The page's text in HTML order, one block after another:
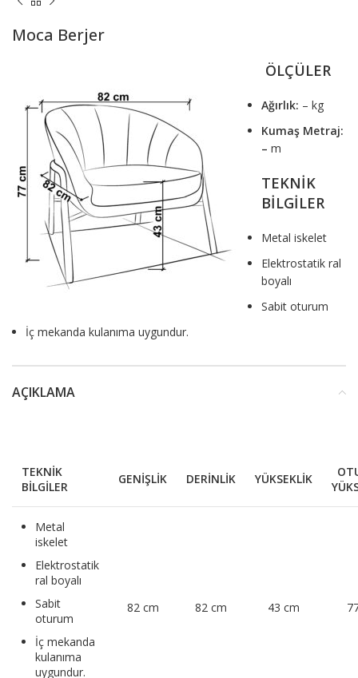
Moca Berjer
ÖLÇÜLER
Ağırlık: – kg
Kumaş Metraj:
– m
TEKNİK
BİLGİLER
Metal iskelet
Elektrostatik ral
boyalı
Sabit oturum
İç mekanda kulanıma uygundur.
AÇIKLAMA
TEKNİK
BİLGİLER
GENİŞLİK DERİNLİK YÜKSEKLİK
Metal
iskelet
Elektrostatik
ral boyalı
Sabit
oturum
İç mekanda
kulanıma
uygundur.
82 cm 82 cm 43 cm